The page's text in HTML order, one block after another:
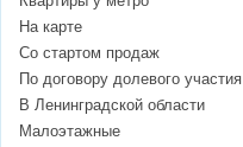
На карте
Со стартом продаж
По договору долевого участия
В Ленинградской области
Малоэтажные